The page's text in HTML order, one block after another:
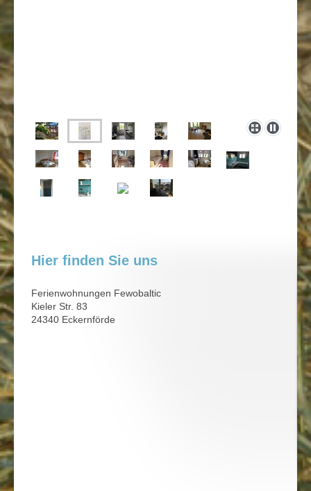
Hier finden Sie uns
Ferienwohnungen Fewobaltic
Kieler Str. 83
24340 Eckernförde